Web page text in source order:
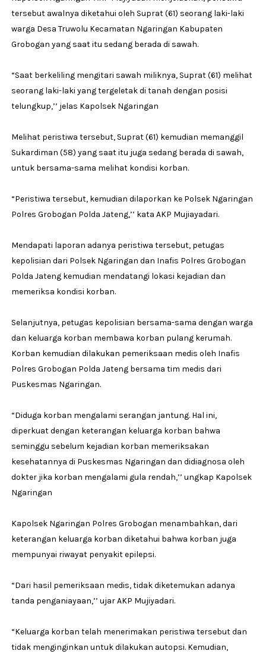
tersebut awalnya diketahui oleh Suprat (61) seorang laki-laki
warga Desa Truwolu Kecamatan Ngaringan Kabupaten
Grobogan yang saat itu sedang berada di sawah.
“Saat berkeliling mengitari sawah miliknya, Suprat (61) melihat
seorang laki-laki yang tergeletak di tanah dengan posisi
telungkup,’’ jelas Kapolsek Ngaringan
Melihat peristiwa tersebut, Suprat (61) kemudian memanggil
Sukardiman (58) yang saat itu juga sedang berada di sawah,
untuk bersama-sama melihat kondisi korban.
“Peristiwa tersebut, kemudian dilaporkan ke Polsek Ngaringan
Polres Grobogan Polda Jateng,’’ kata AKP Mujiayadari.
Mendapati laporan adanya peristiwa tersebut, petugas
kepolisian dari Polsek Ngaringan dan Inafis Polres Grobogan
Polda Jateng kemudian mendatangi lokasi kejadian dan
memeriksa kondisi korban.
Selanjutnya, petugas kepolisian bersama-sama dengan warga
dan keluarga korban membawa korban pulang kerumah.
Korban kemudian dilakukan pemeriksaan medis oleh Inafis
Polres Grobogan Polda Jateng bersama tim medis dari
Puskesmas Ngaringan.
“Diduga korban mengalami serangan jantung. Hal ini,
diperkuat dengan keterangan keluarga korban bahwa
seminggu sebelum kejadian korban memeriksakan
kesehatannya di Puskesmas Ngaringan dan didiagnosa oleh
dokter jika korban mengalami gula rendah,’’ ungkap Kapolsek
Ngaringan
Kapolsek Ngaringan Polres Grobogan menambahkan, dari
keterangan keluarga korban diketahui bahwa korban juga
mempunyai riwayat penyakit epilepsi.
“Dari hasil pemeriksaan medis, tidak diketemukan adanya
tanda penganiayaan,’’ ujar AKP Mujiyadari.
“Keluarga korban telah menerimakan peristiwa tersebut dan
tidak menginginkan untuk dilakukan autopsi. Kemudian,